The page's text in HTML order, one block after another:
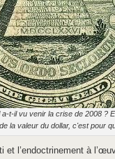
t-il vu venir la crise de 2008 ?
la valeur du dollar, c'est pour
et l’endoctrinement à